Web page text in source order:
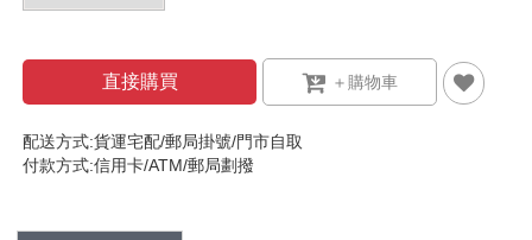
直接購買
配送方式:貨運宅配/郵局掛號/門市自取
付款方式:信用卡/ATM/郵局劃撥